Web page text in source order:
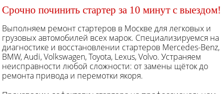
Срочно починить стартер за 10 минут с выездом!
Выполняем ремонт стартеров в Москве для легковых и
грузовых автомобилей всех марок. Специализируемся на
диагностике и восстановлении стартеров Mercedes-Benz,
BMW, Audi, Volkswagen, Toyota, Lexus, Volvo. Устраняем
неисправности любой сложности: от замены щёток до
ремонта привода и перемотки якоря.